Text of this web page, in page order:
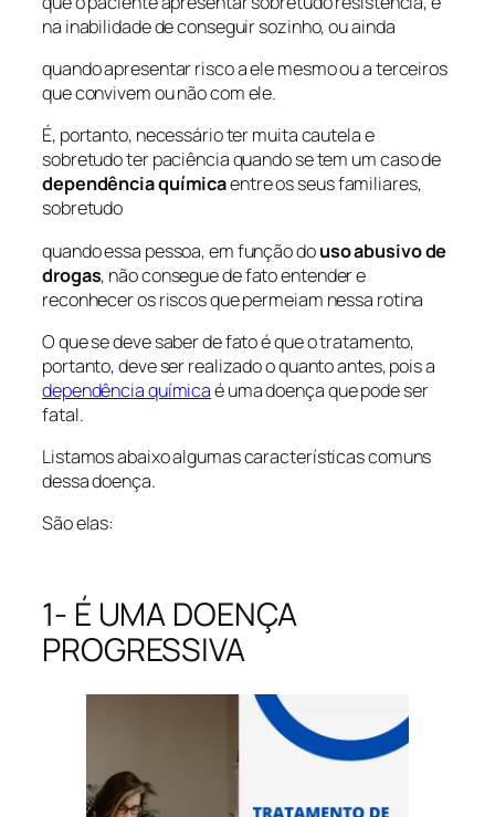
na inabilidade de conseguir sozinho, ou ainda
quando apresentar risco a ele mesmo ou a terceiros
que convivem ou não com ele.
É, portanto, necessário ter muita cautela e
sobretudo ter paciência quando se tem um caso de
dependência químicaentre os seus familiares,
sobretudo
quando essa pessoa, em função douso abusivo de
drogas, não consegue de fato entender e
reconhecer os riscos que permeiam nessa rotina
O que se deve saber de fato é que o tratamento,
portanto, deve ser realizado o quanto antes, pois a
dependência químicaé uma doença que pode ser
fatal.
Listamos abaixo algumas características comuns
dessa doença.
São elas:
1- É UMA DOENÇA
PROGRESSIVA